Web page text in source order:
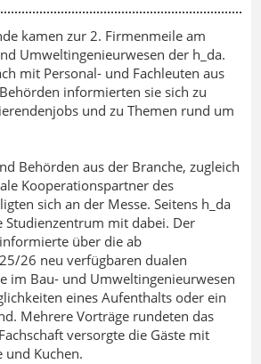
kamen zur 2. Firmenmeile am
Umweltingenieurwesen der h_da.
mit Personal- und Fachleuten aus
informierten sie sich zu
und zu Themen rund um
Behörden aus der Branche, zugleich
Kooperationspartner des
sich an der Messe. Seitens h_da
Studienzentrum mit dabei. Der
über die ab
26 neu verfügbaren dualen
im Bau- und Umweltingenieurwesen
eines Aufenthalts oder ein
Mehrere Vorträge rundeten das
versorgte die Gäste mit
und Kuchen.